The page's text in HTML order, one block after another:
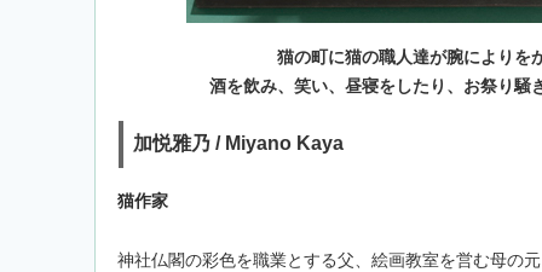
猫の町に猫の職人達が腕によりを
酒を飲み、笑い、昼寝をしたり、お祭り騒
加悦雅乃 / Miyano Kaya
猫作家
神社仏閣の彩色を職業とする父、絵画教室を営む母の